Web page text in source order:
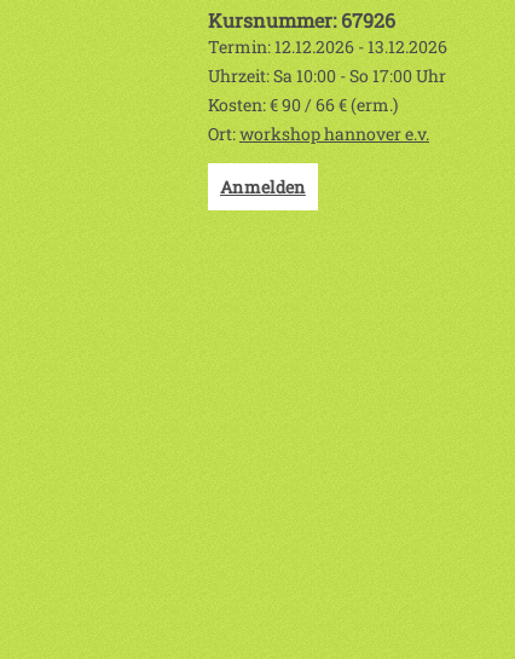
Kursnummer: 67926
Termin: 12.12.2026 - 13.12.2026
Uhrzeit: Sa 10:00 - So 17:00 Uhr
Kosten: € 90 / 66 € (erm.)
Ort:workshop hannover e.v.
Anmelden